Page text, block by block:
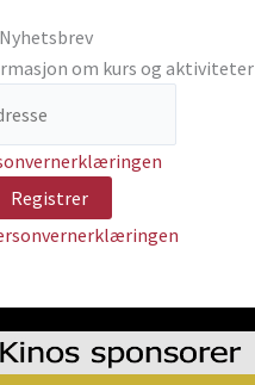
Nyhetsbrev
om kurs og aktiviteter